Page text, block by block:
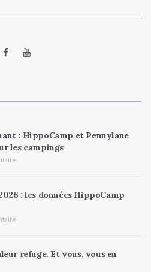
: HippoCamp et Pennylane
les campings
: les données HippoCamp
refuge. Et vous, vous en